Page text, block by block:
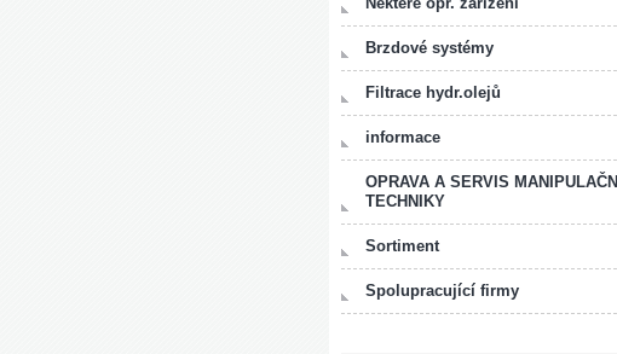
Brzdové systémy
Filtrace hydr.olejů
informace
OPRAVA A SERVIS MANIPULAČNÍ
TECHNIKY
Sortiment
Spolupracující firmy